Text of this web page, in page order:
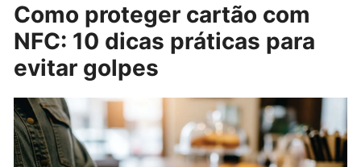
Como proteger cartão com
NFC: 10 dicas práticas para
evitar golpes